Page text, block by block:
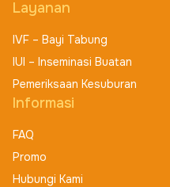
Layanan
IVF – Bayi Tabung
IUI – Inseminasi Buatan
Pemeriksaan Kesuburan
Informasi
FAQ
Promo
Hubungi Kami